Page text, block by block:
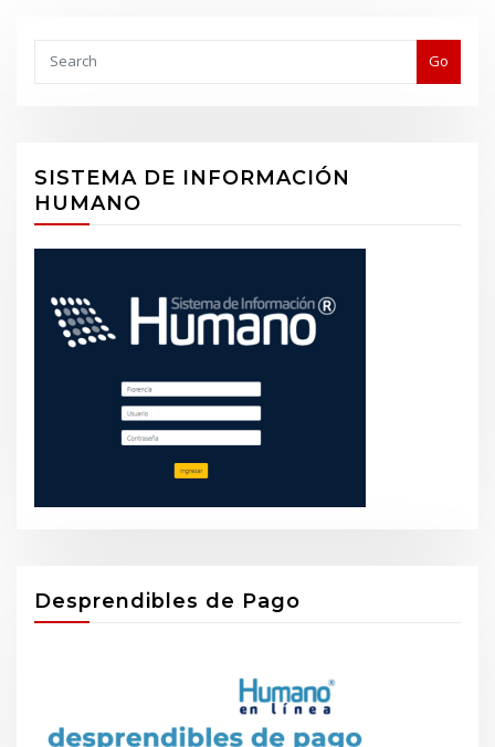
Go
SISTEMA DE INFORMACIÓN
HUMANO
Desprendibles de Pago